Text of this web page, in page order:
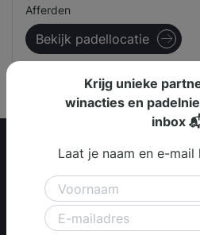
Afferden
Bekijk padellocatie
Krijg unieke
winacties en
inbox
Laat je naam en e-
Padel Racket Merken
Adidas Padel Racket
Akkeron Padel Racket
Babolat Padel Racket